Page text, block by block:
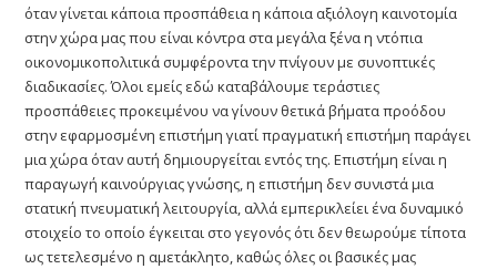
όταν γίνεται κάποια προσπάθεια η κάποια αξιόλογη καινοτομία
στην χώρα μας που είναι κόντρα στα μεγάλα ξένα η ντόπια
οικονομικοπολιτικά συμφέροντα την πνίγουν με συνοπτικές
διαδικασίες. Όλοι εμείς εδώ καταβάλουμε τεράστιες
προσπάθειες προκειμένου να γίνουν θετικά βήματα προόδου
στην εφαρμοσμένη επιστήμη γιατί πραγματική επιστήμη παράγει
μια χώρα όταν αυτή δημιουργείται εντός της. Επιστήμη είναι η
παραγωγή καινούργιας γνώσης, η επιστήμη δεν συνιστά μια
στατική πνευματική λειτουργία, αλλά εμπερικλείει ένα δυναμικό
στοιχείο το οποίο έγκειται στο γεγονός ότι δεν θεωρούμε τίποτα
ως τετελεσμένο η αμετάκλητο, καθώς όλες οι βασικές μας